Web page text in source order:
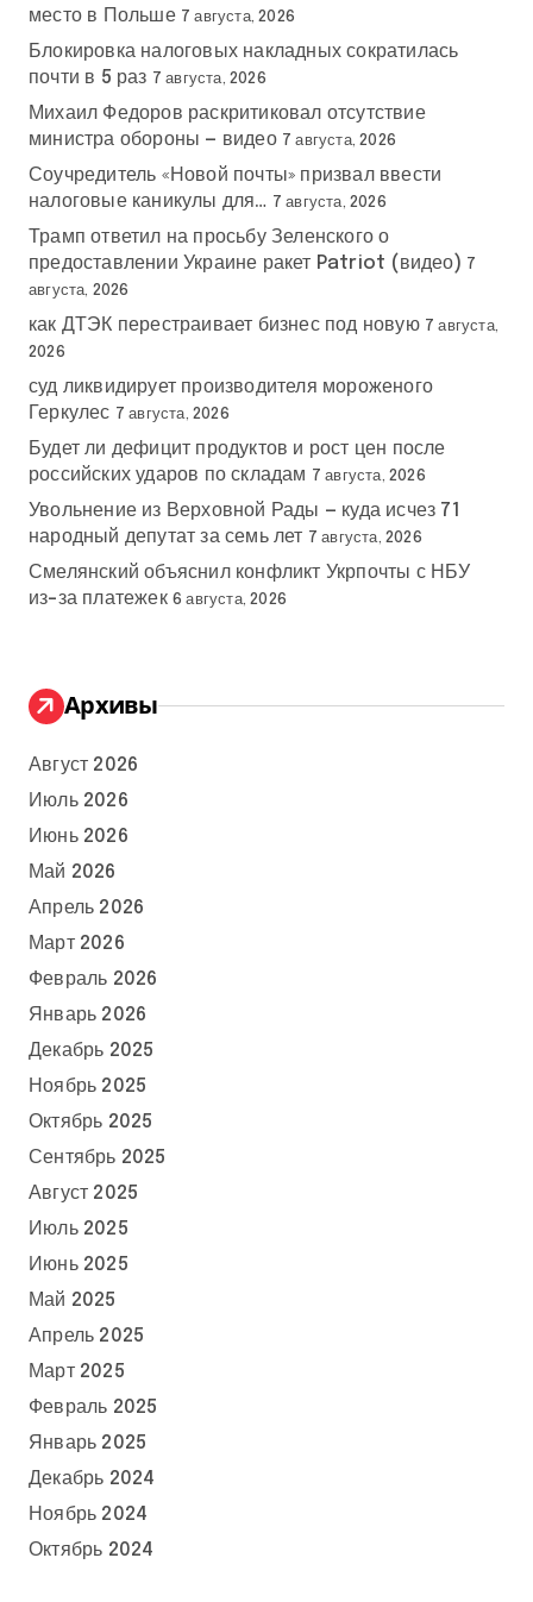
место в Польше 7 августа, 2026
Блокировка налоговых накладных сократилась
почти в 5 раз 7 августа, 2026
Михаил Федоров раскритиковал отсутствие
министра обороны — видео 7 августа, 2026
Соучредитель «Новой почты» призвал ввести
налоговые каникулы для… 7 августа, 2026
Трамп ответил на просьбу Зеленского о
предоставлении Украине ракет Patriot (видео) 7
августа, 2026
как ДТЭК перестраивает бизнес под новую 7 августа,
2026
суд ликвидирует производителя мороженого
Геркулес 7 августа, 2026
Будет ли дефицит продуктов и рост цен после
российских ударов по складам 7 августа, 2026
Увольнение из Верховной Рады — куда исчез 71
народный депутат за семь лет 7 августа, 2026
Смелянский объяснил конфликт Укрпочты с НБУ
из-за платежек 6 августа, 2026
Архивы
Август 2026
Июль 2026
Июнь 2026
Май 2026
Апрель 2026
Март 2026
Февраль 2026
Январь 2026
Декабрь 2025
Ноябрь 2025
Октябрь 2025
Сентябрь 2025
Август 2025
Июль 2025
Июнь 2025
Май 2025
Апрель 2025
Март 2025
Февраль 2025
Январь 2025
Декабрь 2024
Ноябрь 2024
Октябрь 2024